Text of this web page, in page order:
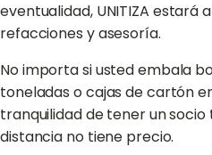
eventualidad, UNITIZA estará
refacciones y asesoría.
No importa si usted embala
toneladas o cajas de cartón
tranquilidad de tener un
distancia no tiene precio.